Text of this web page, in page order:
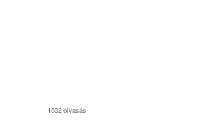
1032 olvasás